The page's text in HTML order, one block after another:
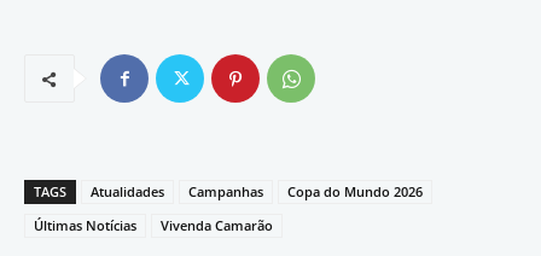
TAGS Atualidades Campanhas
Copa do Mundo 2026
Últimas Notícias
Vivenda Camarão